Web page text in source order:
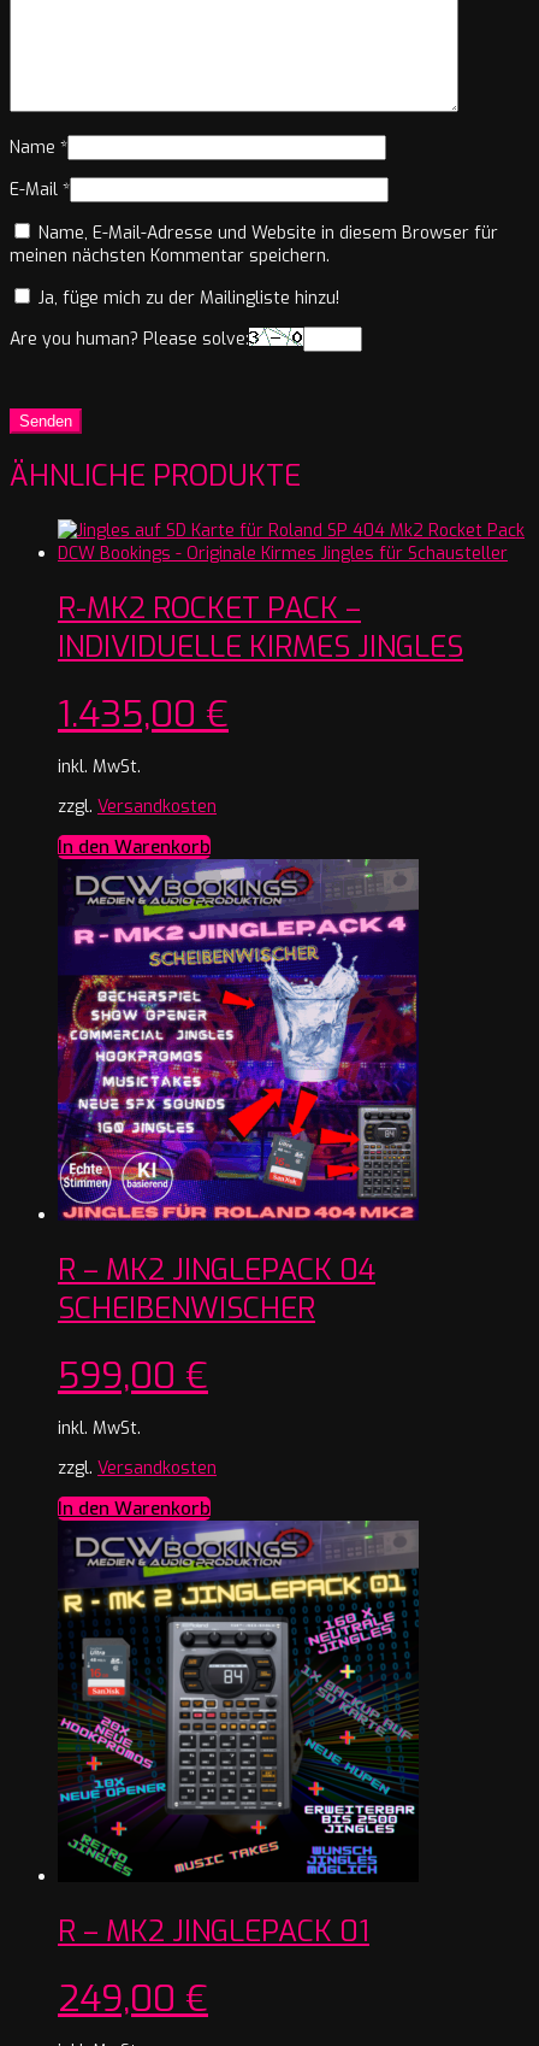
Name *
E-Mail *
Name, E-Mail-Adresse und Website in diesem Browser für
meinen nächsten Kommentar speichern.
Ja, füge mich zu der Mailingliste hinzu!
Are you human? Please solve:
ÄHNLICHE PRODUKTE
R-MK2 ROCKET PACK –
INDIVIDUELLE KIRMES JINGLES
1.435,00 €
inkl. MwSt.
zzgl. Versandkosten
In den Warenkorb
R – MK2 JINGLEPACK 04
SCHEIBENWISCHER
599,00 €
inkl. MwSt.
zzgl. Versandkosten
In den Warenkorb
R – MK2 JINGLEPACK 01
249,00 €